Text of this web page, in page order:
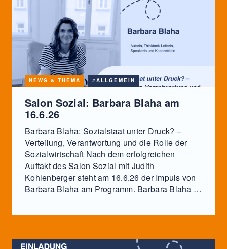
NEWS & THEMA #ALLGEMEIN
Salon Sozial: Barbara Blaha am
16.6.26
Barbara Blaha: Sozialstaat unter Druck? –
Verteilung, Verantwortung und die Rolle der
Sozialwirtschaft Nach dem erfolgreichen
Auftakt des Salon Sozial mit Judith
Kohlenberger steht am 16.6.26 der Impuls von
Barbara Blaha am Programm. Barbara Blaha …